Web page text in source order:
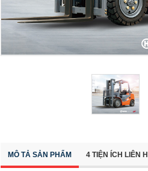
MÔ TẢ SẢN PHẨM 4 TIỆN ÍCH LIÊN